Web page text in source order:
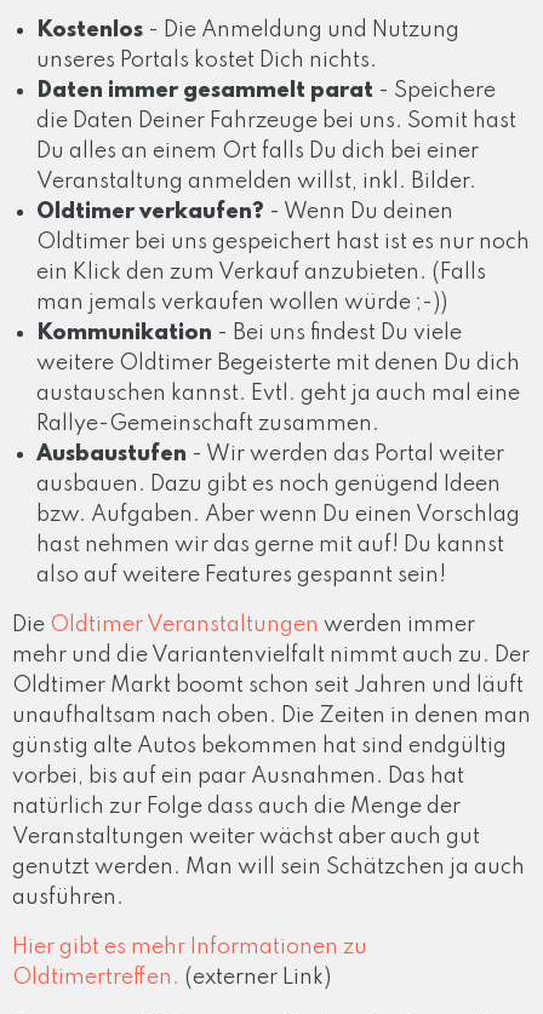
Kostenlos - Die Anmeldung und Nutzung
unseres Portals kostet Dich nichts.
Daten immer gesammelt parat - Speichere
die Daten Deiner Fahrzeuge bei uns. Somit hast
Du alles an einem Ort falls Du dich bei einer
Veranstaltung anmelden willst, inkl. Bilder.
Oldtimer verkaufen? - Wenn Du deinen
Oldtimer bei uns gespeichert hast ist es nur noch
ein Klick den zum Verkauf anzubieten. (Falls
man jemals verkaufen wollen würde ;-))
Kommunikation - Bei uns findest Du viele
weitere Oldtimer Begeisterte mit denen Du dich
austauschen kannst. Evtl. geht ja auch mal eine
Rallye-Gemeinschaft zusammen.
Ausbaustufen - Wir werden das Portal weiter
ausbauen. Dazu gibt es noch genügend Ideen
bzw. Aufgaben. Aber wenn Du einen Vorschlag
hast nehmen wir das gerne mit auf! Du kannst
also auf weitere Features gespannt sein!
Die Oldtimer Veranstaltungen werden immer
mehr und die Variantenvielfalt nimmt auch zu. Der
Oldtimer Markt boomt schon seit Jahren und läuft
unaufhaltsam nach oben. Die Zeiten in denen man
günstig alte Autos bekommen hat sind endgültig
vorbei, bis auf ein paar Ausnahmen. Das hat
natürlich zur Folge dass auch die Menge der
Veranstaltungen weiter wächst aber auch gut
genutzt werden. Man will sein Schätzchen ja auch
ausführen.
Hier gibt es mehr Informationen zu
Oldtimertreffen. (externer Link)